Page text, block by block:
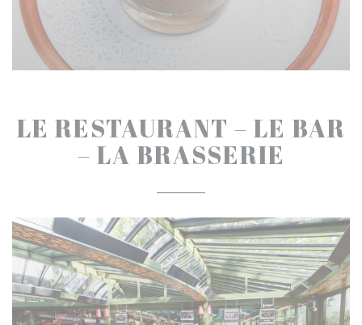
LE RESTAURANT – LE BAR
– LA BRASSERIE